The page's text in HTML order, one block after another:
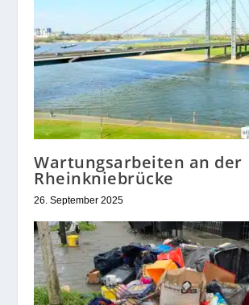
Wartungsarbeiten an der
Rheinkniebrücke
26. September 2025